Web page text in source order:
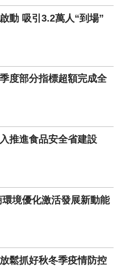
動 吸引3.2萬人“到場”
度部分指標超額完成全
推進食品安全省建設
境優化激活發展新動能
鬆抓好秋冬季疫情防控